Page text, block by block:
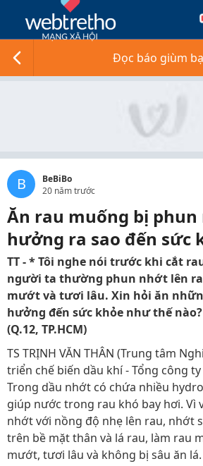
Đọc báo giùm
B
BeBiBo
20 năm trước
Ăn rau muống bị
hưởng ra sao đến sức
TT - * Tôi nghe nói trước khi cắt
người ta thường phun nhớt lên
mướt và tươi lâu. Xin hỏi ăn
hưởng đến sức khỏe như thế
(Q.12, TP.HCM)
TS TRỊNH VĂN THÂN (Trung tâm
triển chế biến dầu khí - Tổng công
Trong dầu nhớt có chứa nhiều
giúp nước trong rau khó bay hơi. Vì
nhớt với nồng độ nhẹ lên rau, nhớt
trên bề mặt thân và lá rau, làm rau
mướt, tươi lâu và không bị sâu ăn lá.